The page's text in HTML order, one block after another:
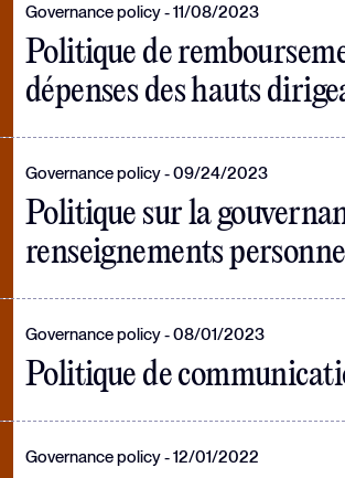
Governance policy 11/08/2023
Politique de
dépenses des hauts
Governance policy 09/24/2023
Politique sur la
renseignements
Governance policy 08/01/2023
Politique de
Governance policy 12/01/2022